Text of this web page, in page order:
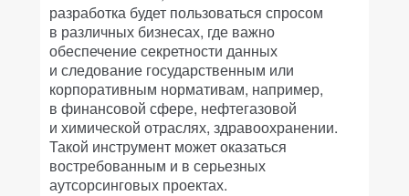
разработка будет пользоваться спросом
в различных бизнесах, где важно
обеспечение секретности данных
и следование государственным или
корпоративным нормативам, например,
в финансовой сфере, нефтегазовой
и химической отраслях, здравоохранении.
Такой инструмент может оказаться
востребованным и в серьезных
аутсорсинговых проектах.